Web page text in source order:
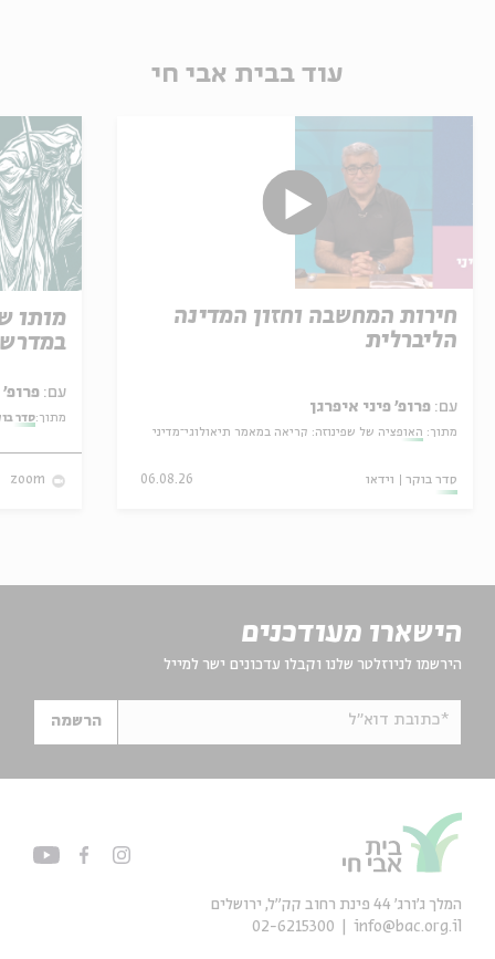
עוד בבית אבי חי
חירות המחשבה וחזון המדינה
הליברלית
עם: פרופ' פיני איפרגן
מתוך: האופציה של שפינוזה: קריאה במאמר תיאולוגי־מדיני
סדר בוקר וידאו 06.08.26
מותו
עם: פרופ' אביגדור שנאן
מתוך:סדר
zoom
הישארו מעודכנים
הירשמו לניוזלטר שלנו וקבלו עדכונים ישר למייל
*כתובת דוא"ל הרשמה
המלך ג'ורג' 44 פינת רחוב קק״ל, ירושלים
info@bac.org.il
02-6215300